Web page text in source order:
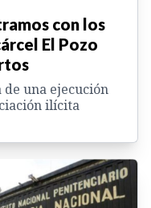
con los
El Pozo
una ejecución
ilícita